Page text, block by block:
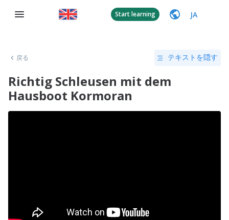
Start learning JA
戻る テキストを隠す
Richtig Schleusen mit dem
Hausboot Kormoran